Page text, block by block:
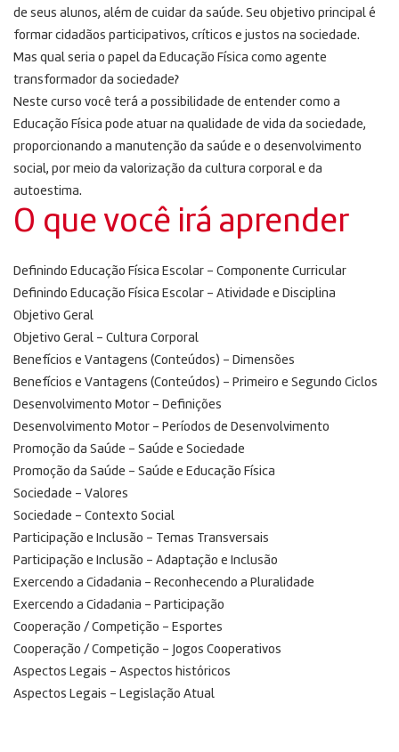
de seus alunos, além de cuidar da saúde. Seu objetivo principal é
formar cidadãos participativos, críticos e justos na sociedade.
Mas qual seria o papel da Educação Física como agente
transformador da sociedade?
Neste curso você terá a possibilidade de entender como a
Educação Física pode atuar na qualidade de vida da sociedade,
proporcionando a manutenção da saúde e o desenvolvimento
social, por meio da valorização da cultura corporal e da
autoestima.
O que você irá aprender
Definindo Educação Física Escolar – Componente Curricular
Definindo Educação Física Escolar – Atividade e Disciplina
Objetivo Geral
Objetivo Geral – Cultura Corporal
Benefícios e Vantagens (Conteúdos) – Dimensões
Benefícios e Vantagens (Conteúdos) – Primeiro e Segundo Ciclos
Desenvolvimento Motor – Definições
Desenvolvimento Motor – Períodos de Desenvolvimento
Promoção da Saúde – Saúde e Sociedade
Promoção da Saúde – Saúde e Educação Física
Sociedade – Valores
Sociedade – Contexto Social
Participação e Inclusão – Temas Transversais
Participação e Inclusão – Adaptação e Inclusão
Exercendo a Cidadania – Reconhecendo a Pluralidade
Exercendo a Cidadania – Participação
Cooperação / Competição – Esportes
Cooperação / Competição – Jogos Cooperativos
Aspectos Legais – Aspectos históricos
Aspectos Legais – Legislação Atual